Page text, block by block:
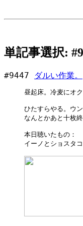
単記事選択:
#9447 ダルい作業。
昼起床。冷麦にオ
ひたすらやる。ウ
なんとかあと十枚
本日聴いたもの：
イーノとショスタコ